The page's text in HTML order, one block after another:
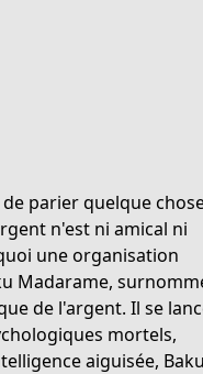
parier quelque
n'est ni amical ni
une organisation
Madarame,
de l'argent. Il se
mortels,
aiguisée, Baku